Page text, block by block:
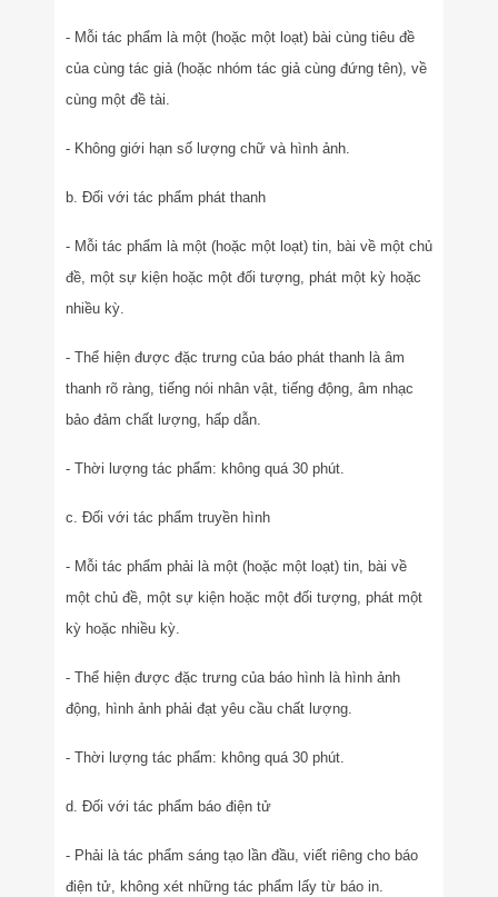
- Mỗi tác phẩm là một (hoặc một loạt) bài cùng tiêu đề
của cùng tác giả (hoặc nhóm tác giả cùng đứng tên), về
cùng một đề tài.
- Không giới hạn số lượng chữ và hình ảnh.
b. Đối với tác phẩm phát thanh
- Mỗi tác phẩm là một (hoặc một loạt) tin, bài về một chủ
đề, một sự kiện hoặc một đối tượng, phát một kỳ hoặc
nhiều kỳ.
- Thể hiện được đặc trưng của báo phát thanh là âm
thanh rõ ràng, tiếng nói nhân vật, tiếng động, âm nhạc
bảo đảm chất lượng, hấp dẫn.
- Thời lượng tác phẩm: không quá 30 phút.
c. Đối với tác phẩm truyền hình
- Mỗi tác phẩm phải là một (hoặc một loạt) tin, bài về
một chủ đề, một sự kiện hoặc một đối tượng, phát một
kỳ hoặc nhiều kỳ.
- Thể hiện được đặc trưng của báo hình là hình ảnh
động, hình ảnh phải đạt yêu cầu chất lượng.
- Thời lượng tác phẩm: không quá 30 phút.
d. Đối với tác phẩm báo điện tử
- Phải là tác phẩm sáng tạo lần đầu, viết riêng cho báo
điện tử, không xét những tác phẩm lấy từ báo in.